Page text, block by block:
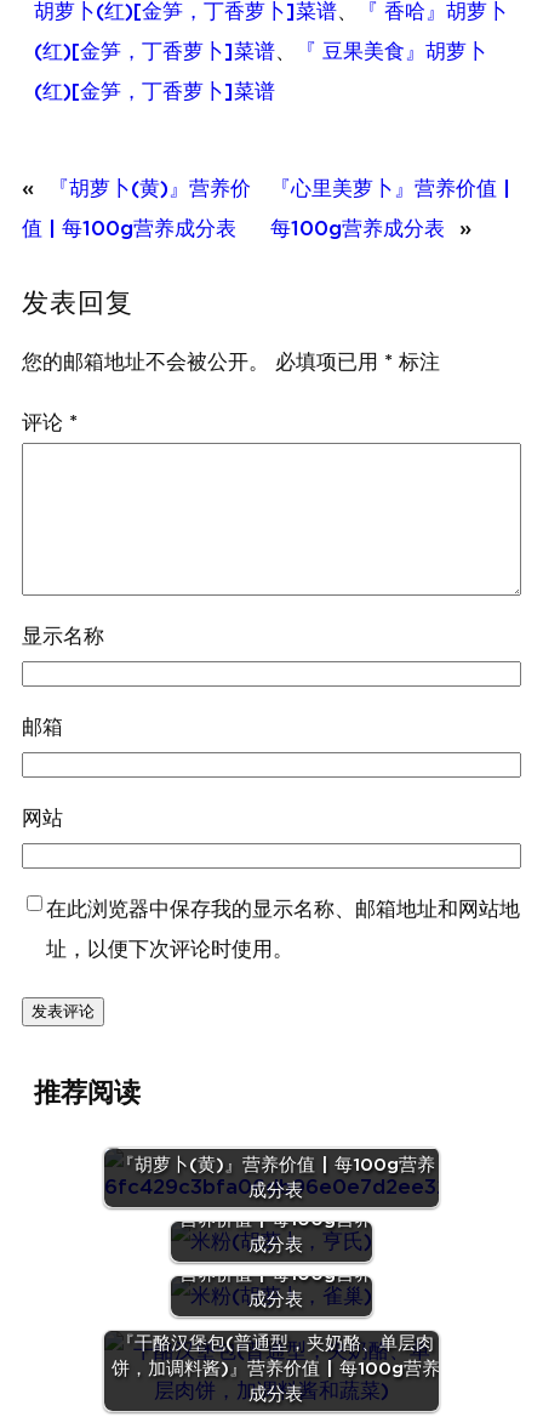
胡萝卜(红)[金笋，丁香萝卜]菜谱、
『 香哈』胡萝卜
(红)[金笋，丁香萝卜]菜谱、
『 豆果美食』胡萝卜
(红)[金笋，丁香萝卜]菜谱
«
『胡萝卜(黄)』营养价
值 | 每100g营养成分表
『心里美萝卜』营养价值 |
每100g营养成分表
»
发表回复
您的邮箱地址不会被公开。 必填项已用 * 标注
评论 *
显示名称
邮箱
网站
在此浏览器中保存我的显示名称、邮箱地址和网站地
址，以便下次评论时使用。
推荐阅读
『胡萝卜(黄)』营养价值 | 每100g营养
成分表
『米粉(胡萝卜，亨氏)』
营养价值 | 每100g营养
成分表
『米粉(胡萝卜，雀巢)』
营养价值 | 每100g营养
成分表
『干酪汉堡包(普通型，夹奶酪、单层肉
饼，加调料酱)』营养价值 | 每100g营养
成分表
『九制梅肉』营